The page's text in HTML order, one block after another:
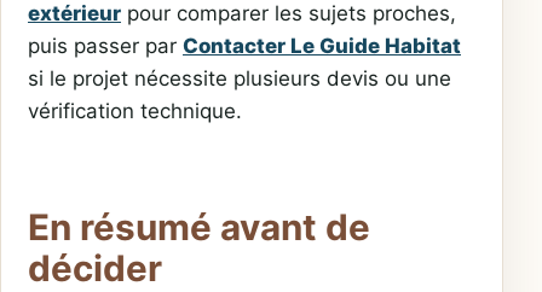
extérieur pour comparer les sujets proches,
puis passer par Contacter Le Guide Habitat
si le projet nécessite plusieurs devis ou une
vérification technique.
En résumé avant de
décider